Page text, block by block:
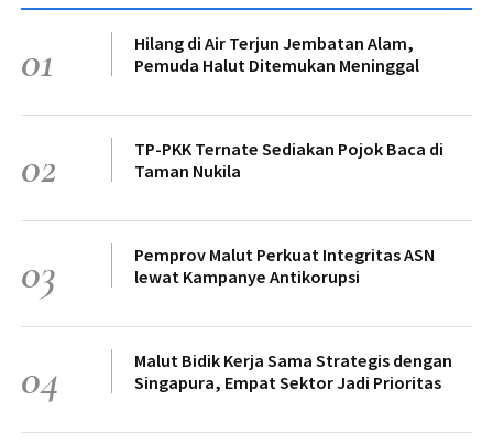
01
Hilang di Air Terjun Jembatan Alam,
Pemuda Halut Ditemukan Meninggal
02
TP-PKK Ternate Sediakan Pojok Baca di
Taman Nukila
03
Pemprov Malut Perkuat Integritas ASN
lewat Kampanye Antikorupsi
04
Malut Bidik Kerja Sama Strategis dengan
Singapura, Empat Sektor Jadi Prioritas